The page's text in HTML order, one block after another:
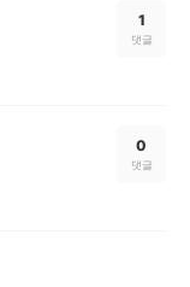
1
댓글
0
댓글